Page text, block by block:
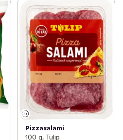
Pizzasalami
100 g, Tulip